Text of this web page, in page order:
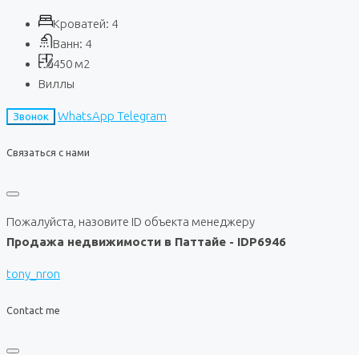
Кроватей: 4
Ванн: 4
450 м2
Виллы
Звонок WhatsApp Telegram
Связаться с нами
Пожалуйста, назовите ID объекта менеджеру
Продажа недвижимости в Паттайе - IDP6946
tony_nron
Contact me